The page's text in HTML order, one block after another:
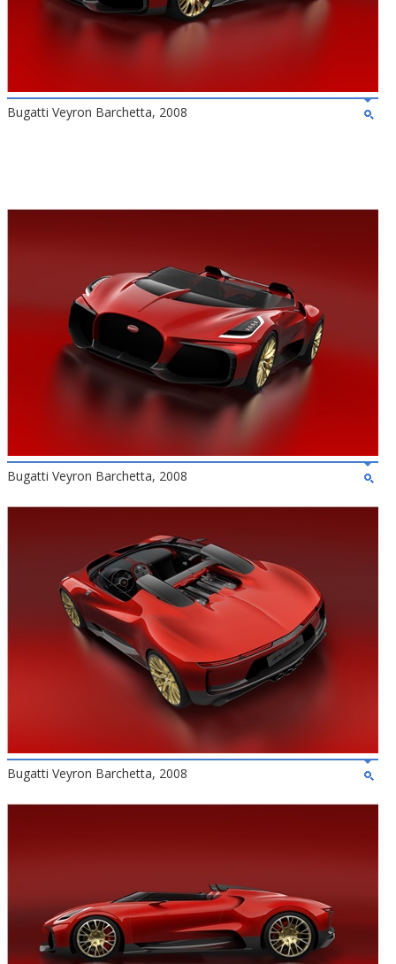
Bugatti Veyron Barchetta, 2008
Bugatti Veyron Barchetta, 2008
Bugatti Veyron Barchetta, 2008